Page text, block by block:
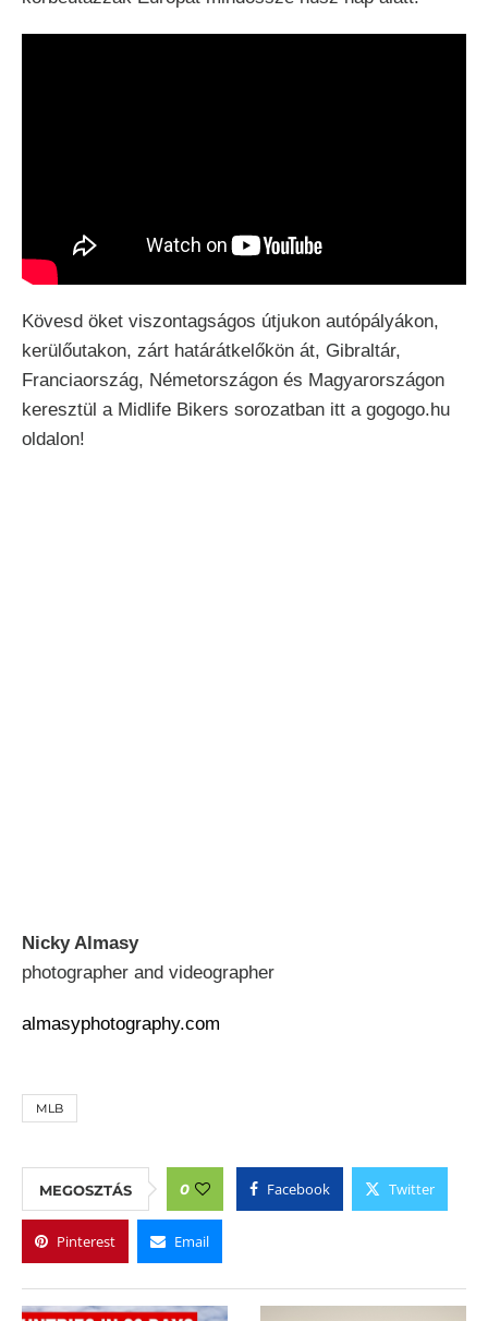
Kövesd öket viszontagságos útjukon autópályákon,
kerülőutakon, zárt határátkelőkön át, Gibraltár,
Franciaország, Németországon és Magyarországon
keresztül a Midlife Bikers sorozatban itt a gogogo.hu
oldalon!
Nicky Almasy
photographer and videographer
almasyphotography.com
MLB
MEGOSZTÁS 0 Facebook Twitter
Pinterest Email